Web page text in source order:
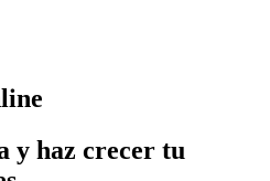
y haz crecer tu